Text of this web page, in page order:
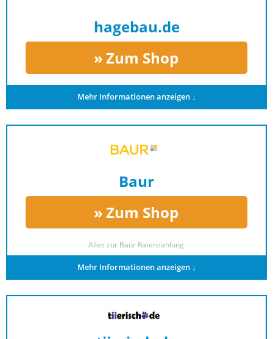
hagebau.de
Zum Shop
Mehr Informationen anzeigen ↓
Baur
Zum Shop
Alles zur Baur Ratenzahlung
Mehr Informationen anzeigen ↓